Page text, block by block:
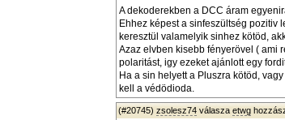
A dekoderekben a DCC áram
Ehhez képest a sinfeszültség pozitiv
keresztül valamelyik sinhez kötöd,
Azaz elvben kisebb fényerövel ( ami
polaritást, igy ezeket ajánlott egy
Ha a sin helyett a Pluszra kötöd,
kell a védödioda.
(#20745) zsolesz74 válasza etwg